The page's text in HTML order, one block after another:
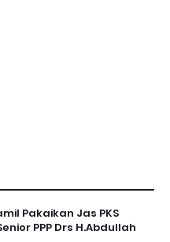
Pakaikan Jas PKS
PPP Drs H.Abdullah